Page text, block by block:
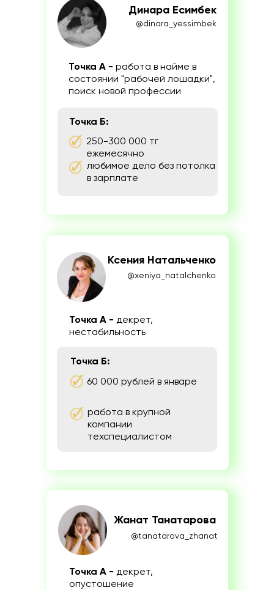
Динара Есимбек
@dinara_yessimbek
Точка А - работа в найме в
состоянии "рабочей лошадки",
поиск новой профессии
250-300 000 тг
ежемесячно
любимое дело без потолка
в зарплате
Точка Б:
Ксения Натальченко
60 000 рублей в январе
работа в крупной
компании
техспециалистом
@xeniya_natalchenko
Точка А - декрет,
нестабильность
Точка Б:
Точка А - декрет,
опустошение
Жанат Танатарова
@tanatarova_zhanat